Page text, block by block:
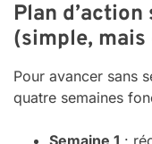
Plan
(simple,
Pour avancer sans
quatre semaines
Semaine 1 :